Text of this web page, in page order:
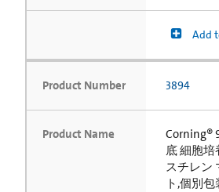
Add
Product Number 3894
Product Name
Corning®
底 細胞培
スチレン
ト,個別